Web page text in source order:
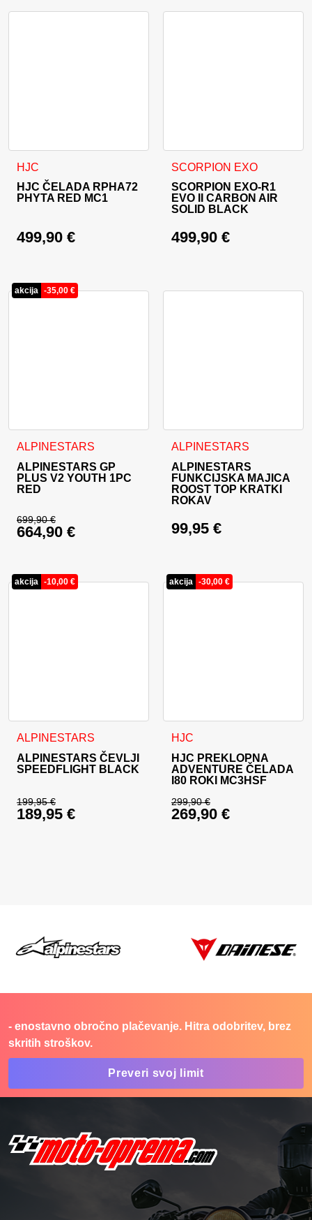
HJC
HJC ČELADA RPHA72
PHYTA RED MC1
499,90 €
Ta izdelek ima več različic. Možnosti lahko izberete na
SCORPION EXO
SCORPION EXO-R1
EVO II CARBON AIR
SOLID BLACK
499,90 €
Ta izdelek ima več različic.
akcija -35,00 €
ALPINESTARS
ALPINESTARS GP
PLUS V2 YOUTH 1PC
RED
699,90€
Izvirna cena je bila: 699,90 €.
664,90 €
Ta izdelek ima več različic. Možnosti lahko izberete na
ALPINESTARS
ALPINESTARS
FUNKCIJSKA MAJICA
ROOST TOP KRATKI
ROKAV
99,95 €
Ta izdelek ima več različic.
akcija -10,00 €
ALPINESTARS
ALPINESTARS ČEVLJI
SPEEDFLIGHT BLACK
199,95€
Izvirna cena je bila: 199,95 €.
189,95 €
Ta izdelek ima več različic. Možnosti lahko izberete na
akcija -30,00 €
HJC
HJC PREKLOPNA
ADVENTURE ČELADA
I80 ROKI MC3HSF
299,90€
Izvirna cena je bila:
269,90 €
Ta izdelek ima več različic.
- enostavno obročno plačevanje. Hitra odobritev, brez
skritih stroškov.
Preveri svoj limit